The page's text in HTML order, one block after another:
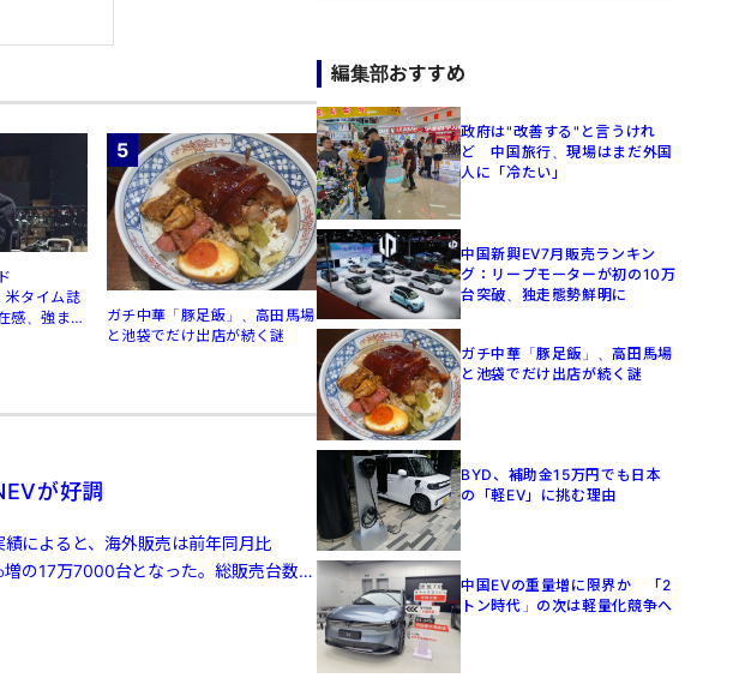
米タイム誌
感、強まる
5
ガチ中華「豚足飯」、高田馬場
と池袋でだけ出店が続く謎
が好調
によると、海外販売は前年同月比
の17万7000台となった。総販売台数は
編集部おすすめ
政府は"改善する"と言うけれ
ど 中国旅行、現場はまだ外国
人に「冷たい」
中国新興EV7月販売ランキン
グ：リープモーターが初の10万
台突破、独走態勢鮮明に
ガチ中華「豚足飯」、高田馬場
と池袋でだけ出店が続く謎
BYD、補助金15万円でも日本
の「軽EV」に挑む理由
中国EVの重量増に限界か 「2
トン時代」の次は軽量化競争へ